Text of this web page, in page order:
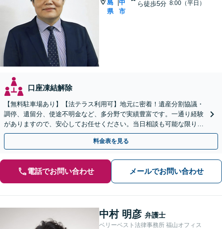
島
県
中
市
ら徒歩5分 8:00（平日）
口座凍結解除
【無料駐車場あり】【法テラス利用可】地元に密着！遺産分割協議・
調停、遺留分、使途不明金など、多分野で実績豊富です。一通り経験
がありますので、安心してお任せください。当日相談も可能な限り対
応します。悩まずお早めにご相談ください【出張相談対応】
料金表を見る
電話でお問い合わせ メールでお問い合わせ
中村 明彦 弁護士
ベリーベスト法律事務所 福山オフィス